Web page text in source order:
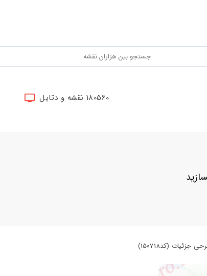
180560 نقشه و دتایل
(کد150718)